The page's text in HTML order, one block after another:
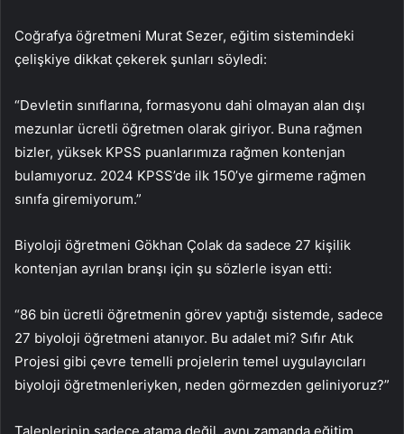
Coğrafya öğretmeni Murat Sezer, eğitim sistemindeki
çelişkiye dikkat çekerek şunları söyledi:
“Devletin sınıflarına, formasyonu dahi olmayan alan dışı
mezunlar ücretli öğretmen olarak giriyor. Buna rağmen
bizler, yüksek KPSS puanlarımıza rağmen kontenjan
bulamıyoruz. 2024 KPSS’de ilk 150’ye girmeme rağmen
sınıfa giremiyorum.”
Biyoloji öğretmeni Gökhan Çolak da sadece 27 kişilik
kontenjan ayrılan branşı için şu sözlerle isyan etti:
“86 bin ücretli öğretmenin görev yaptığı sistemde, sadece
27 biyoloji öğretmeni atanıyor. Bu adalet mi? Sıfır Atık
Projesi gibi çevre temelli projelerin temel uygulayıcıları
biyoloji öğretmenleriyken, neden görmezden geliniyoruz?”